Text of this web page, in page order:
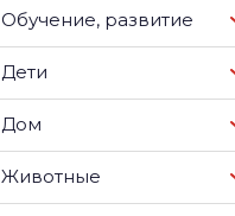
Обучение, развитие
Дети
Дом
Животные